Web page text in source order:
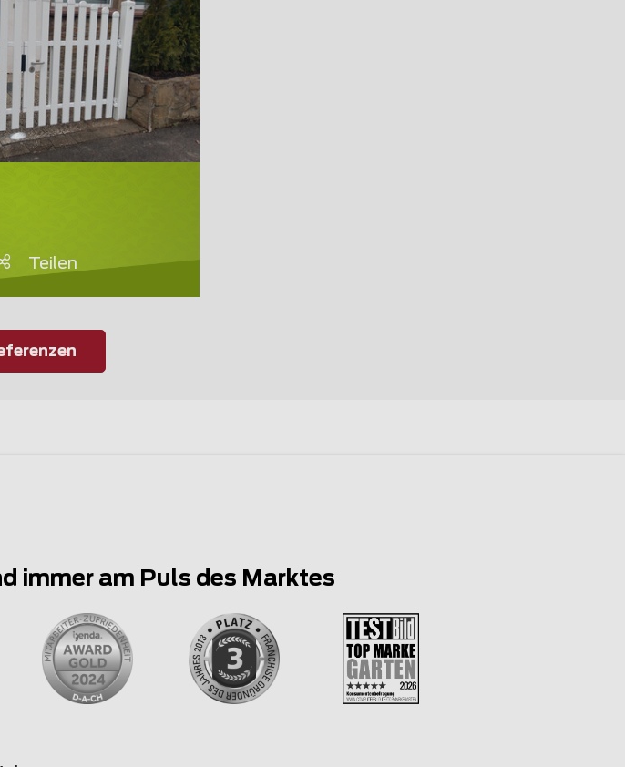
Teilen
immer am Puls des Marktes